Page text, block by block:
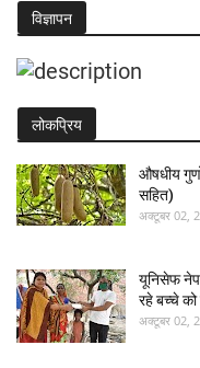
विज्ञापन
लोकप्रिय
औषधीय
सहित)
अक्टूबर 02,
यूनिसेफ
रहे बच्चे को
अक्टूबर 02,